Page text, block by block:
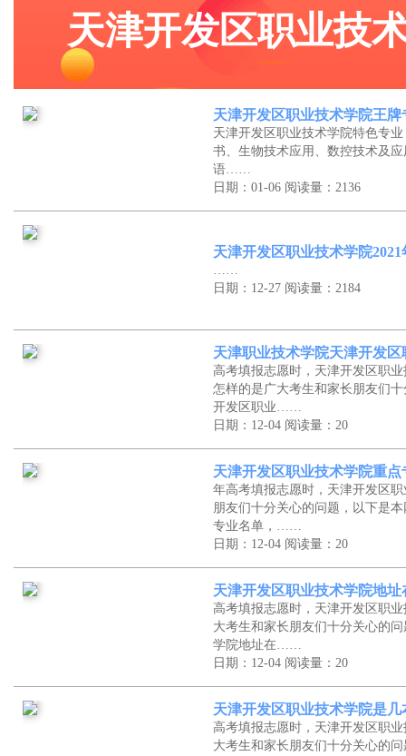
天津开发区职业技
天津开发区职业技术学院王牌
天津开发区职业技术学院特色专
书、生物技术应用、数控技术及
语……
日期：01-06 阅读量：2136
天津开发区职业技术学院
……
日期：12-27 阅读量：2184
天津职业技术学院天津开发
高考填报志愿时，天津开发区职
怎样的是广大考生和家长朋友们
开发区职业……
日期：12-04 阅读量：20
天津开发区职业技术学院重
年高考填报志愿时，天津开发区
朋友们十分关心的问题，以下是
专业名单，……
日期：12-04 阅读量：20
天津开发区职业技术学院地
高考填报志愿时，天津开发区职
大考生和家长朋友们十分关心的
学院地址在……
日期：12-04 阅读量：20
天津开发区职业技术学院是
高考填报志愿时，天津开发区职
大考生和家长朋友们十分关心的